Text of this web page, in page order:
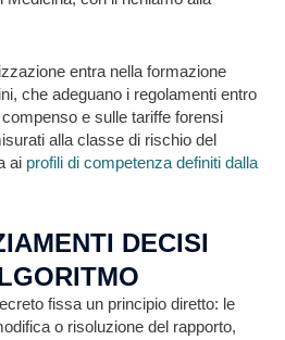
entra nella formazione
che adeguano i regolamenti entro
e sulle tariffe forensi
alla classe di rischio del
ai profili di competenza definiti dalla
DECISI
fissa un principio diretto: le
o risoluzione del rapporto,